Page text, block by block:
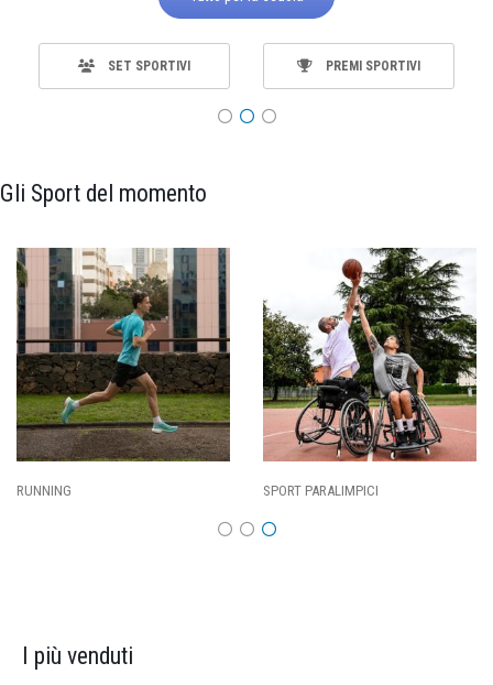
SET SPORTIVI PREMI SPORTIVI
Gli Sport del momento
SPORT PARALIMPICI
I più venduti